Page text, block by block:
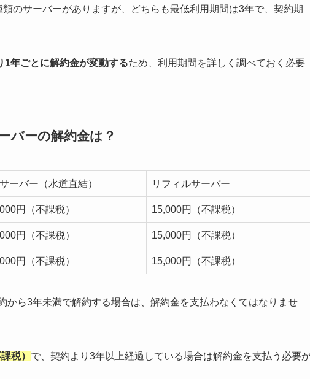
のサーバーがありますが、どちらも最低利用期間は3年で、契約期
年ごとに解約金が変動するため、利用期間を詳しく調べておく必要
バーの解約金は？
ーバー（水道直結） リフィルサーバー
円（不課税） 15,000円（不課税）
円（不課税） 15,000円（不課税）
円（不課税） 15,000円（不課税）
から3年未満で解約する場合は、解約金を支払わなくてはなりませ
税） で、契約より3年以上経過している場合は解約金を支払う必要